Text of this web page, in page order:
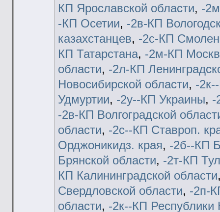
КП Ярославской области, -
-КП Осетии, -2в-КП
казахстанцев, -2с-КП
КП Татарстана, -2м-КП
области, -2л-КП
Новосибирской области, -
Удмуртии, -2у--КП Украины, -
-2в-КП Волгоградской
области, -2c--КП Ставроп.
Орджоникидз. края, -2б--КП
Брянской области, -2т-КП
КП Калининградской области
Свердловской области, -2п-
области, -2к--КП